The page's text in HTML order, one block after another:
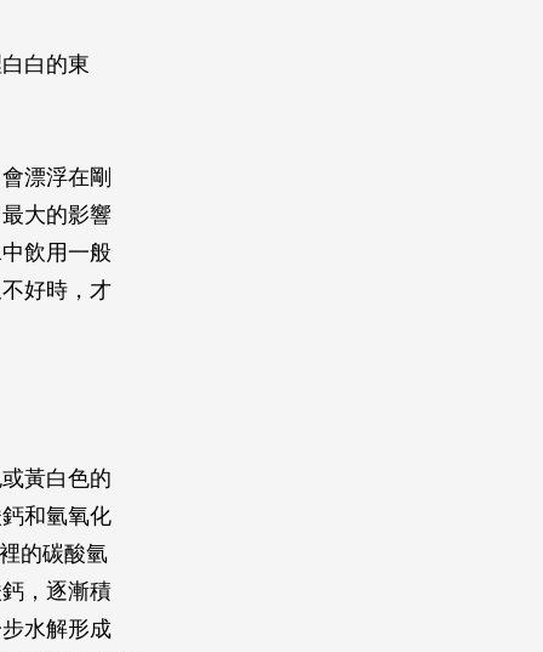
白白的東
漂浮在剛
大的影響
飲用一般
好時，才
黃白色的
和氫氧化
的碳酸氫
，逐漸積
水解形成